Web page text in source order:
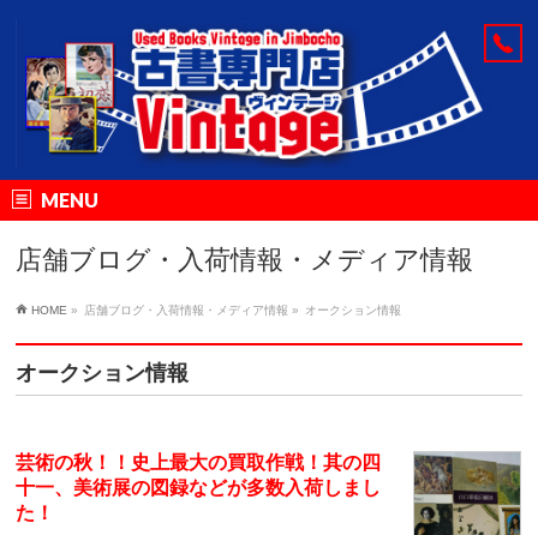
MENU
店舗ブログ・入荷情報・メディア情報
HOME » 店舗ブログ・入荷情報・メディア情報 » オークション情報
オークション情報
芸術の秋！！史上最大の買取作戦！其の四
十一、美術展の図録などが多数入荷しまし
た！